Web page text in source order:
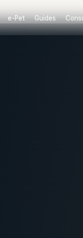
e-Pet Guides